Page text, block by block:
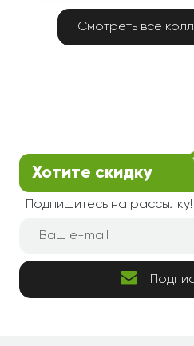
Смотреть все
Хотите скидку
Подпишитесь на